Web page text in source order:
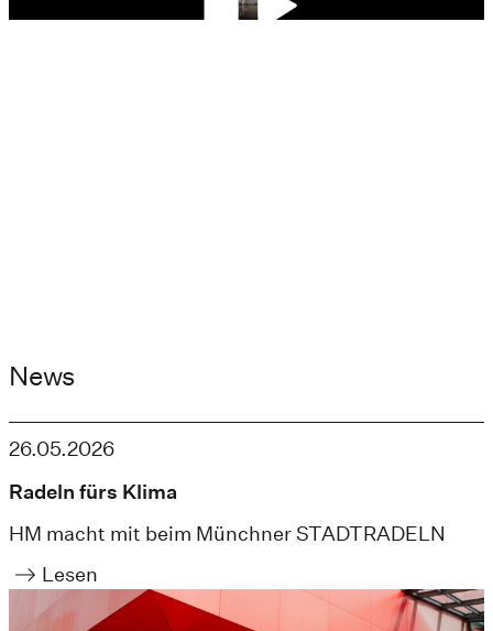
News
26.05.2026
Radeln fürs Klima
HM macht mit beim Münchner STADTRADELN
Lesen